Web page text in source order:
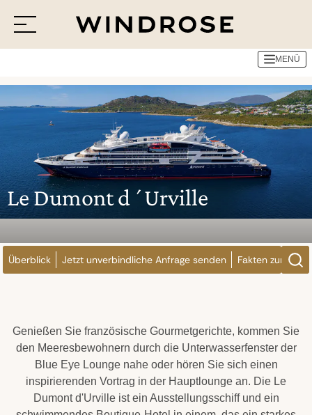
Reiseziele
Reisethemen
Jetzt Anfrage senden
MENÜ
Reedereien Ponant Le Dumont d´Urville
Le Dumont d´Urville
Überblick Jetzt unverbindliche Anfrage senden Fakten zum
Genießen Sie französische Gourmetgerichte, kommen Sie
den Meeresbewohnern durch die Unterwasserfenster der
Blue Eye Lounge nahe oder hören Sie sich einen
inspirierenden Vortrag in der Hauptlounge an. Die Le
Dumont d'Urville ist ein Ausstellungsschiff und ein